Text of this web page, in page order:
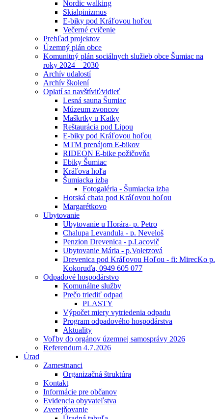
Nordic walking
Skialpinizmus
E-biky pod Kráľovou hoľou
Večerné cvičenie
Prehľad projektov
Územný plán obce
Komunitný plán sociálnych služieb obce Šumiac na
roky 2024 – 2030
Archív udalostí
Archív školení
Oplatí sa navštíviť⁄vidieť
Lesná sauna Šumiac
Múzeum zvoncov
Maškrtky u Katky
Reštaurácia pod Lipou
E-biky pod Kráľovou hoľou
MTM prenájom E-bikov
RIDEON E-bike požičovňa
Ebiky Šumiac
Kráľova hoľa
Šumiacka izba
Fotogaléria - Šumiacka izba
Horská chata pod Kráľovou hoľou
Margarétkovo
Ubytovanie
Ubytovanie u Horára- p. Petro
Chalupa Levandula - p. Neveloš
Penzion Drevenica - p.Lacovič
Ubytovanie Mária - p.Voletzová
Drevenica pod Kráľovou Hoľou - fi: MirecKo p.
Kokoruďa, 0949 605 077
Odpadové hospodárstvo
Komunálne služby
Prečo triediť odpad
PLASTY
Výpočet miery vytriedenia odpadu
Program odpadového hospodárstva
Aktuality
Voľby do orgánov územnej samosprávy 2026
Referendum 4.7.2026
Úrad
Zamestnanci
Organizačná štruktúra
Kontakt
Informácie pre občanov
Evidencia obyvateľstva
Zverejňovanie